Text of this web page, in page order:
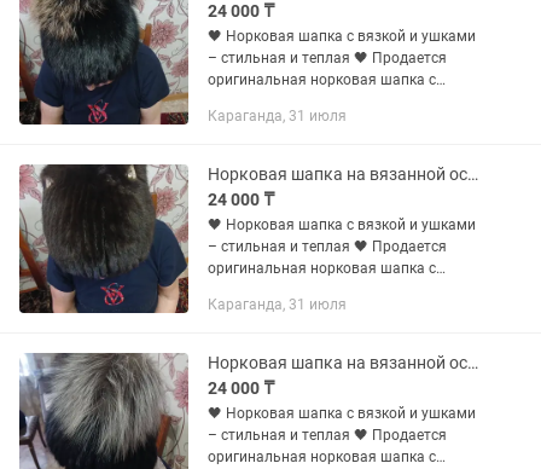
24 000 ₸
🖤 Норковая шапка с вязкой и ушками
– стильная и теплая 🖤 Продается
оригинальная норковая шапка с
аккуратными ушками и
выглядит очень эффектно и...
Караганда, 31 июля
Норковая шапка на вязанной основе
24 000 ₸
🖤 Норковая шапка с вязкой и ушками
– стильная и теплая 🖤 Продается
оригинальная норковая шапка с
аккуратными ушками и
выглядит очень эффектно и...
Караганда, 31 июля
Норковая шапка на вязанной основе
24 000 ₸
🖤 Норковая шапка с вязкой и ушками
– стильная и теплая 🖤 Продается
оригинальная норковая шапка с